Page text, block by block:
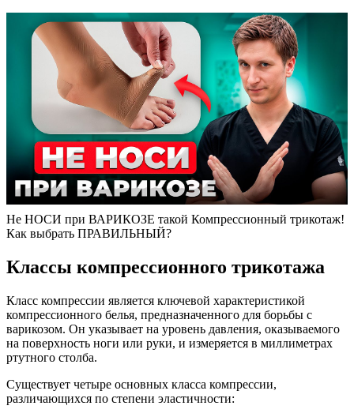
Не НОСИ при ВАРИКОЗЕ такой Компрессионный трикотаж!
Как выбрать ПРАВИЛЬНЫЙ?
Классы компрессионного трикотажа
Класс компрессии является ключевой характеристикой
компрессионного белья, предназначенного для борьбы с
варикозом. Он указывает на уровень давления, оказываемого
на поверхность ноги или руки, и измеряется в миллиметрах
ртутного столба.
Существует четыре основных класса компрессии,
различающихся по степени эластичности: